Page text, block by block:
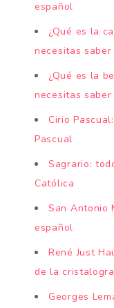
español
¿Qué es la
necesitas saber
¿Qué es la
necesitas saber
Cirio
Pascual
Sagrario:
Católica
San Antonio
español
René Just
de la
Georges